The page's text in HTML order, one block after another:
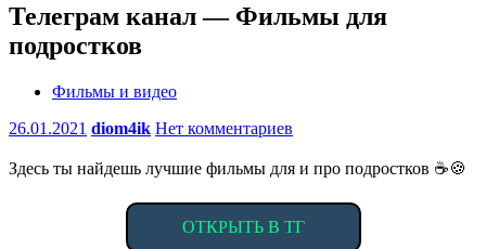
Телеграм канал — Фильмы для
подростков
Фильмы и видео
26.01.2021 diom4ik Нет комментариев
Здесь ты найдешь лучшие фильмы для и про подростков ☕️🍪
ОТКРЫТЬ В ТГ